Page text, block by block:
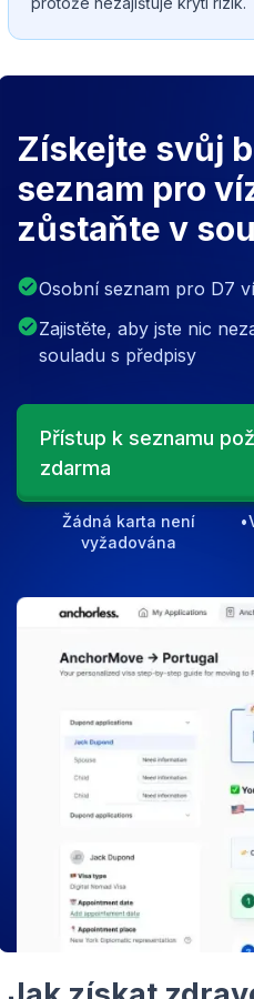
Získejte svůj
seznam pro
zůstaňte v
Osobní seznam pro D7
Zajistěte, aby jste nic
souladu s předpisy
Přístup k seznamu
zdarma
Žádná karta není
vyžadována
•